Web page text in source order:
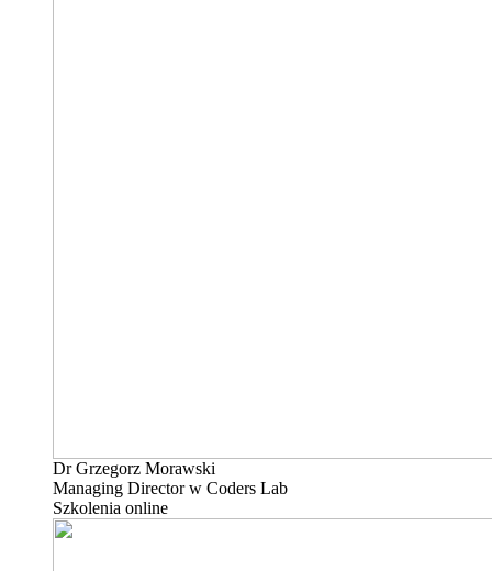
Dr Grzegorz Morawski
Managing Director w Coders Lab
Szkolenia online